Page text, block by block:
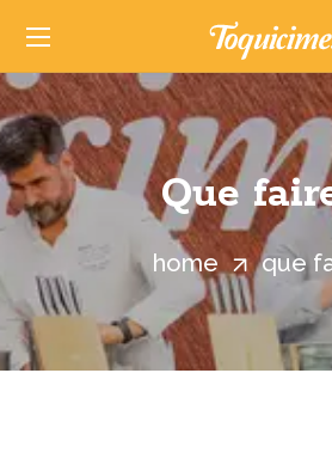
Que
home que